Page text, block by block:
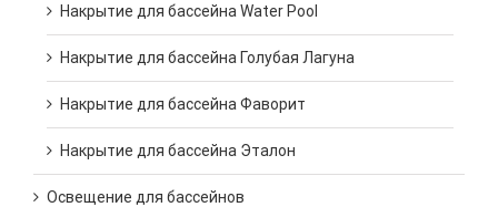
Накрытие для бассейна Water Pool
Накрытие для бассейна Голубая Лагуна
Накрытие для бассейна Фаворит
Накрытие для бассейна Эталон
Освещение для бассейнов